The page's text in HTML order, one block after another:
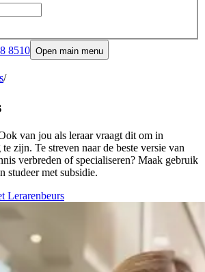
8510 Open main menu
/
van jou als leraar vraagt dit om in
zijn. Te streven naar de beste versie van
verbreden of specialiseren? Maak gebruik
studeer met subsidie.
Lerarenbeurs